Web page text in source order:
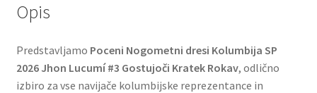
Opis
Predstavljamo Poceni Nogometni dresi Kolumbija SP
2026 Jhon Lucumí #3 Gostujoči Kratek Rokav, odlično
izbiro za vse navijače kolumbijske reprezentance in